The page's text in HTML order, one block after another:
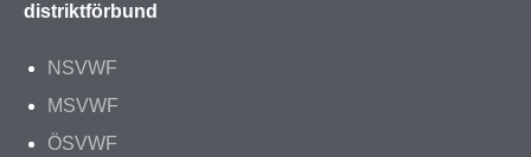
distriktförbund
NSVWF
MSVWF
ÖSVWF